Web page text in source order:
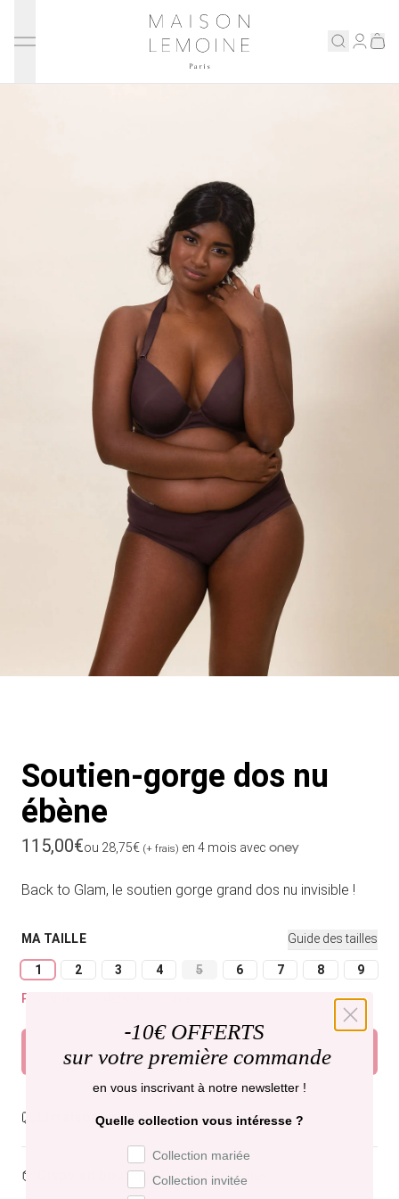
Maison Lemoine
Soutien-gorge dos nu
ébène
Prix habituel
115,00€ou 28,75€ (+ frais) en 4 mois avec
Back to Glam, le soutien gorge grand dos nu invisible !
MA TAILLE Guide des tailles
1
Variante épuisée ou indisponible
2
Variante épuisée ou indisponible
3
Variante épuisée ou indisponible
4
Variante épuisée ou indisponible
5
Variante épuisée ou indisponible
6
Variante épuisée ou
7
Variante épuisée
8
Variante
9
Plus que 1 modèle disponible
Ajouter au panier
Livraison gratuite,recevez-la mercredi .
Dispo en boutique Paris et Bruxelles
-10€ OFFERTS
sur votre première commande
en vous inscrivant à notre newsletter !
Quelle collection vous intéresse ?
Préférence de collection
Collection mariée
Collection invitée